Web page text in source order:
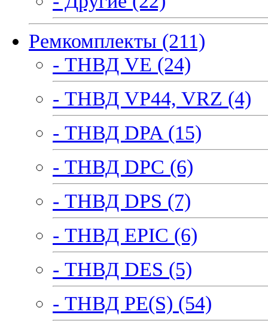
Ремкомплекты (211)
- ТНВД VE (24)
- ТНВД VP44, VRZ (4)
- ТНВД DPA (15)
- ТНВД DPC (6)
- ТНВД DPS (7)
- ТНВД EPIC (6)
- ТНВД DES (5)
- ТНВД PE(S) (54)